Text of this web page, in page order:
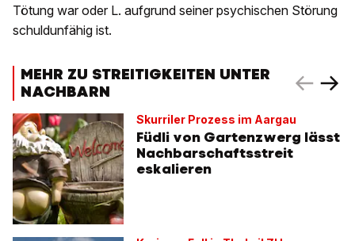
Tötung war oder L. aufgrund seiner psychischen Störung
schuldunfähig ist.
MEHR ZU STREITIGKEITEN UNTER
NACHBARN
Skurriler Prozess im Aargau
Füdli von Gartenzwerg lässt
Nachbarschaftsstreit
eskalieren